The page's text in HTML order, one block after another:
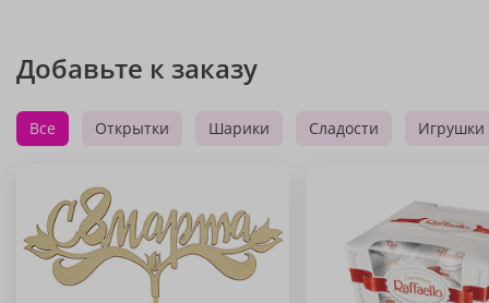
Добавьте к заказу
Все Открытки Шарики Сладости Игрушки